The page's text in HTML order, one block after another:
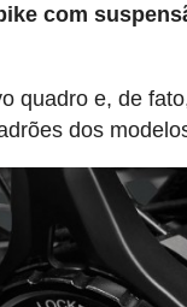
com
quadro e, de
dos